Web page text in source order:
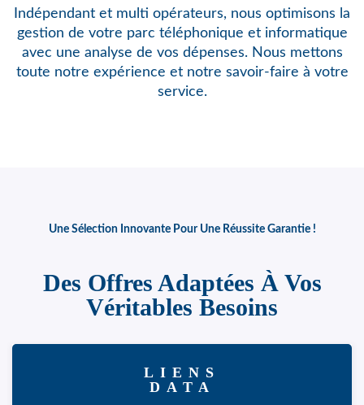
Indépendant et multi opérateurs, nous optimisons la
gestion de votre parc téléphonique et informatique
avec une analyse de vos dépenses. Nous mettons
toute notre expérience et notre savoir-faire à votre
service.
Une Sélection Innovante Pour Une Réussite Garantie !
Des Offres Adaptées À Vos
Véritables Besoins
LIENS
DATA